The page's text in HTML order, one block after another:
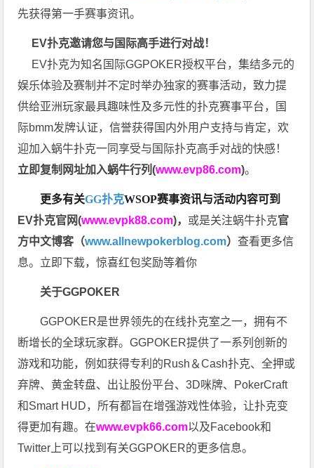
先获得第一手赛事资讯。
EV扑克邀请您与国际高手进行对战！
EV扑克为知名国际GGPOKER授权平台，集结多元的
娱乐体验及赛制并不定时举办独家的赛事活动，致力提
供给亚洲玩家最具趣味性及多元性的扑克赛事平台，国
际bmm发牌认证，信誉获得国内外用户支持与肯定，欢
迎加入蜗牛扑克一同享受与国际扑克高手对战的快感！
立即复制网址加入蜗牛行列(www.evp86.com)。
更多有关GG扑克WSOP赛事资讯与活动内容可到
EV扑克官网(www.evpk88.com)， 或是关注蜗牛扑克官
方中文博客（www.allnewpokerblog.com）查看更多信
息。立即下载，惊喜红包奖励等着你
关于GGPOKER
GGPOKER是世界领先的在线扑克室之一，拥有不
断增长的全球玩家群。GGPOKER提供了一系列创新的
游戏和功能，例如获得专利的Rush＆Cash扑克、全押或
弃牌、黄金转盘、出让股份平台、3D咪牌、PokerCraft
和Smart HUD，所有都旨在增强游戏性体验，让扑克变
得更加有趣。在www.evpk66.com以及Facebook和
Twitter上可以找到有关GGPOKER的更多信息。